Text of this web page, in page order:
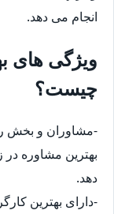
انجام می دهد.
ویژگی های
چیست؟
-مشاوران و بخش
بهترین مشاوره در
دهد.
-دارای بهترین